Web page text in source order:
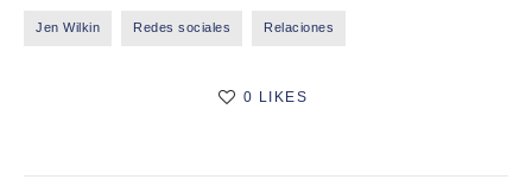
Jen Wilkin Redes sociales Relaciones
0 LIKES